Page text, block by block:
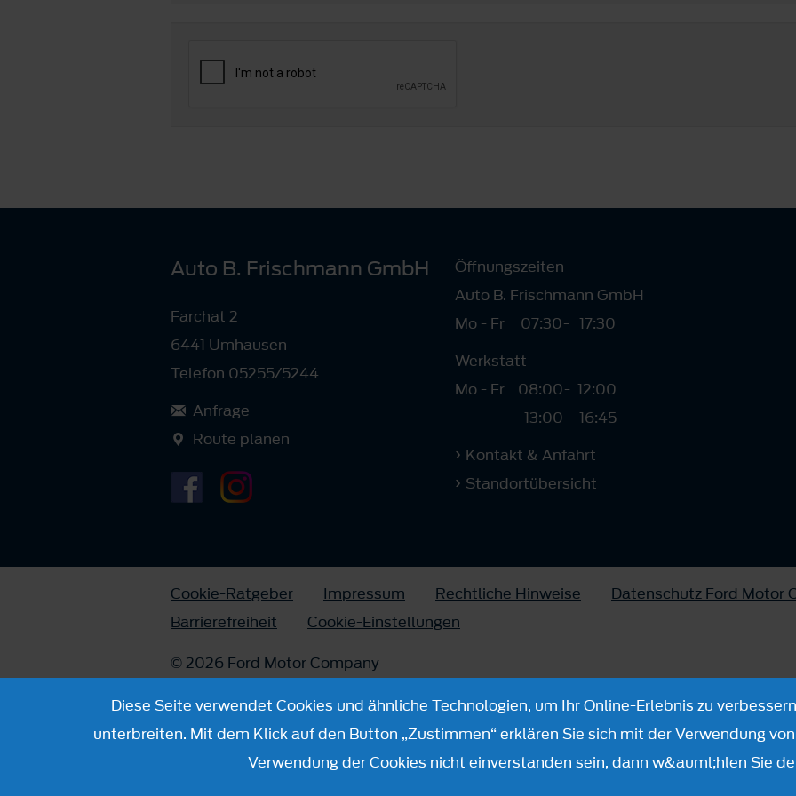
Auto B. Frischmann GmbH
Farchat 2
6441 Umhausen
Telefon 05255/5244
Anfrage
Route planen
Öffnungszeiten
Auto B. Frischmann GmbH
Mo - Fr
07:30- 17:30
Werkstatt
Mo - Fr
08:00
13:00
-
-
12:00
16:45
Kontakt & Anfahrt
Standortübersicht
Cookie-Ratgeber Impressum Rechtliche Hinweise
Datenschutz Ford Motor
Barrierefreiheit
Cookie-Einstellungen
© 2026 Ford Motor Company
Diese Seite verwendet Cookies und ähnliche Technologien, um Ihr Online-Erlebnis zu
unterbreiten. Mit dem Klick auf den Button „Zustimmen“ erklären Sie sich mit der Verwendung
Verwendung der Cookies nicht einverstanden sein, dann w&auml;hlen Sie